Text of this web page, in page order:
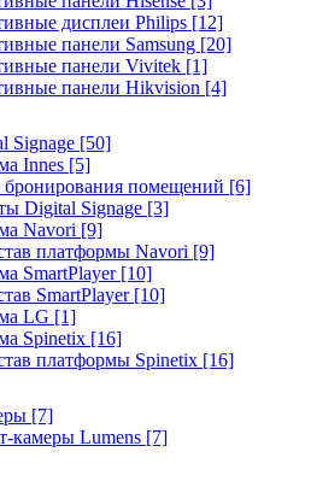
дисплеи Philips [12]
панели Samsung [20]
панели Vivitek [1]
панели Hikvision [4]
Signage [50]
Innes [5]
помещений [6]
Digital Signage [3]
Navori [9]
платформы Navori [9]
SmartPlayer [10]
SmartPlayer [10]
LG [1]
Spinetix [16]
платформы Spinetix [16]
[7]
камеры Lumens [7]